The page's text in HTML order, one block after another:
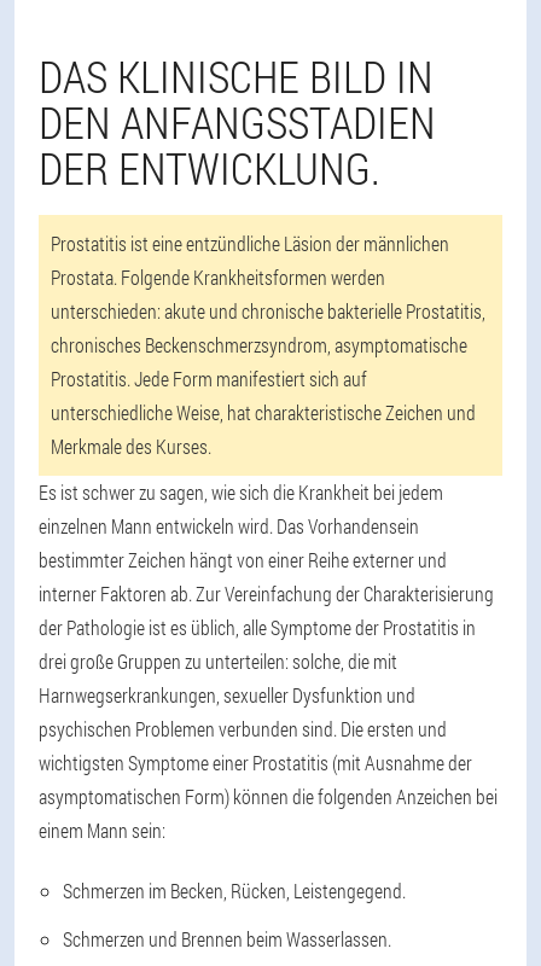
DAS KLINISCHE BILD IN
DEN ANFANGSSTADIEN
DER ENTWICKLUNG.
Prostatitis ist eine entzündliche Läsion der männlichen
Prostata. Folgende Krankheitsformen werden
unterschieden: akute und chronische bakterielle Prostatitis,
chronisches Beckenschmerzsyndrom, asymptomatische
Prostatitis. Jede Form manifestiert sich auf
unterschiedliche Weise, hat charakteristische Zeichen und
Merkmale des Kurses.
Es ist schwer zu sagen, wie sich die Krankheit bei jedem
einzelnen Mann entwickeln wird. Das Vorhandensein
bestimmter Zeichen hängt von einer Reihe externer und
interner Faktoren ab. Zur Vereinfachung der Charakterisierung
der Pathologie ist es üblich, alle Symptome der Prostatitis in
drei große Gruppen zu unterteilen: solche, die mit
Harnwegserkrankungen, sexueller Dysfunktion und
psychischen Problemen verbunden sind. Die ersten und
wichtigsten Symptome einer Prostatitis (mit Ausnahme der
asymptomatischen Form) können die folgenden Anzeichen bei
einem Mann sein:
Schmerzen im Becken, Rücken, Leistengegend.
Schmerzen und Brennen beim Wasserlassen.